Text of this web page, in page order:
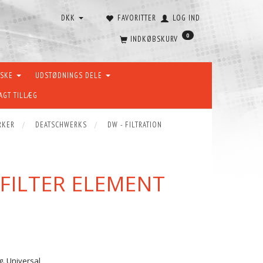
FAVORITTER LOG IND
DKK
INDKØBSKURV 0
UDSTØDNINGS DELE
TILLÆG
DEATSCHWERKS DW - FILTRATION
ELEMENT
Universal